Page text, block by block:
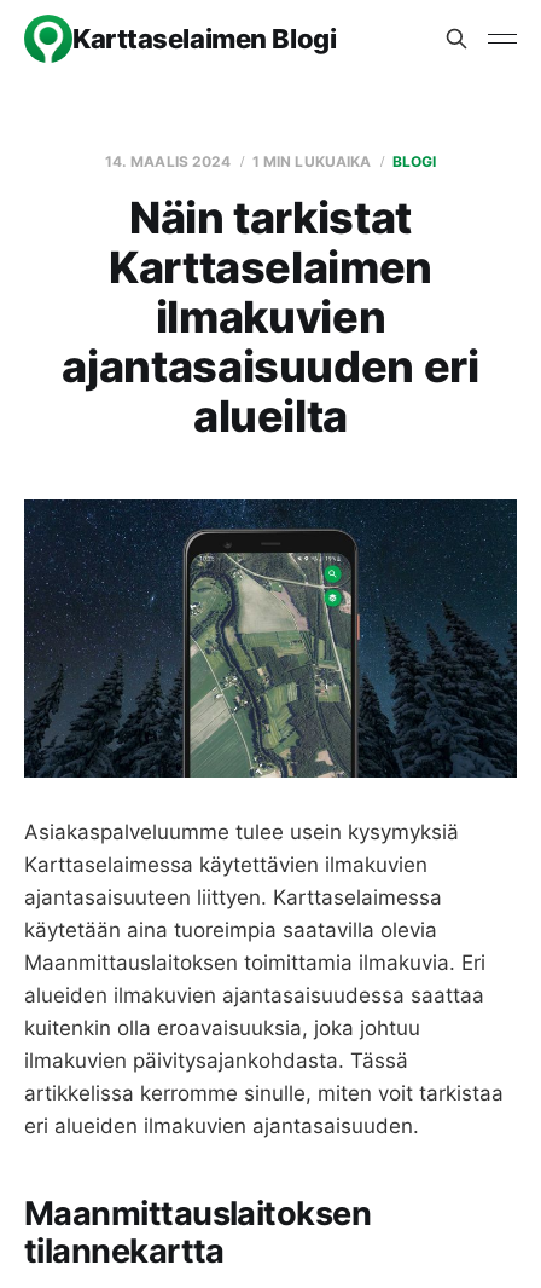
Karttaselaimen Blogi
14. MAALIS 2024 1 MIN LUKUAIKA BLOGI
Näin tarkistat
Karttaselaimen
ilmakuvien
ajantasaisuuden eri
alueilta
Asiakaspalveluumme tulee usein kysymyksiä
Karttaselaimessa käytettävien ilmakuvien
ajantasaisuuteen liittyen. Karttaselaimessa
käytetään aina tuoreimpia saatavilla olevia
Maanmittauslaitoksen toimittamia ilmakuvia. Eri
alueiden ilmakuvien ajantasaisuudessa saattaa
kuitenkin olla eroavaisuuksia, joka johtuu
ilmakuvien päivitysajankohdasta. Tässä
artikkelissa kerromme sinulle, miten voit tarkistaa
eri alueiden ilmakuvien ajantasaisuuden.
Maanmittauslaitoksen
tilannekartta